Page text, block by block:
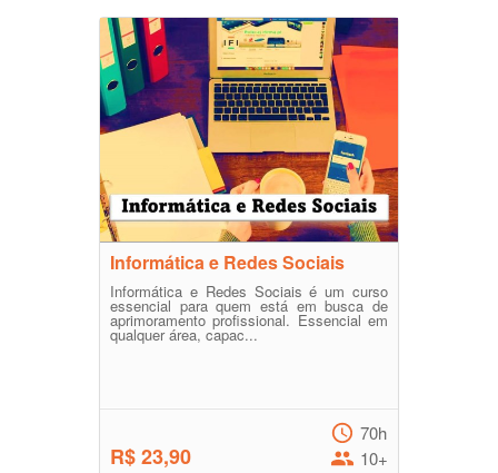
Informática e Redes Sociais
Informática e Redes Sociais é um curso
essencial para quem está em busca de
aprimoramento profissional. Essencial em
qualquer área, capac...
R$ 23,90
70h
10+